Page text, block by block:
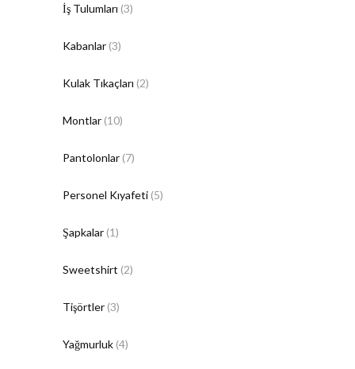
İş Tulumları (3)
Kabanlar (3)
Kulak Tıkaçları (2)
Montlar (10)
Pantolonlar (7)
Personel Kıyafeti (5)
Şapkalar (1)
Sweetshirt (2)
Tişörtler (3)
Yağmurluk (4)